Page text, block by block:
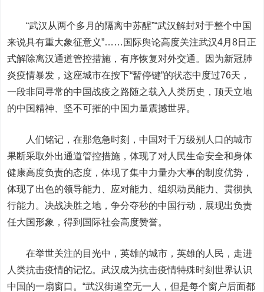
“武汉从两个多月的隔离中苏醒”“武汉解封对于整个中国
来说具有重大象征意义”……国际舆论高度关注武汉4月8日正
式解除离汉通道管控措施，有序恢复对外交通。因为新冠肺
炎疫情暴发，这座城市在按下“暂停键”的状态中度过76天，
一段非同寻常的中国战疫之路随之载入人类历史，顶天立地
的中国精神、坚不可摧的中国力量震撼世界。
人们铭记，在那危急时刻，中国对千万级别人口的城市
果断采取外出通道管控措施，体现了对人民生命安全和身体
健康高度负责的态度，体现了集中力量办大事的制度优势，
体现了出色的领导能力、应对能力、组织动员能力、贯彻执
行能力。决战决胜之地，争分夺秒的中国行动，展现出负责
任大国形象，得到国际社会高度赞誉。
在举世关注的目光中，英雄的城市，英雄的人民，走进
人类抗击疫情的记忆。武汉成为抗击疫情特殊时刻世界认识
中国的一扇窗口。“武汉街道空无一人，但是每个窗户后面都